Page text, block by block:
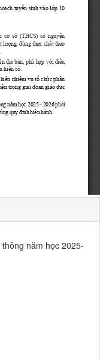
năm học 2025-